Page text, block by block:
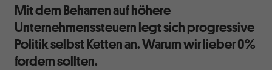
Mit dem Beharren auf höhere
Unternehmenssteuern legt sich progressive
Politik selbst Ketten an. Warum wir lieber 0%
fordern sollten.